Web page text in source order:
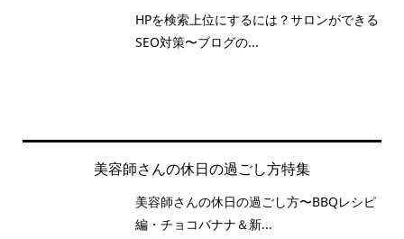
HPを検索上位にするには？サロンができる
SEO対策〜ブログの...
美容師さんの休日の過ごし方特集
美容師さんの休日の過ごし方〜BBQレシピ
編・チョコバナナ＆新...